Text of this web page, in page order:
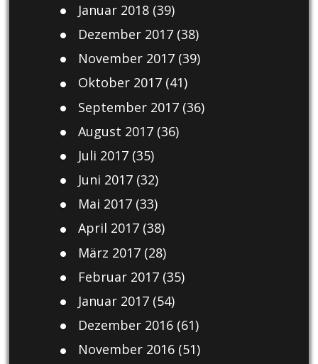
Januar 2018(39)
Dezember 2017(38)
November 2017(39)
Oktober 2017(41)
September 2017(36)
August 2017(36)
Juli 2017(35)
Juni 2017(32)
Mai 2017(33)
April 2017(38)
März 2017(28)
Februar 2017(35)
Januar 2017(54)
Dezember 2016(61)
November 2016(51)